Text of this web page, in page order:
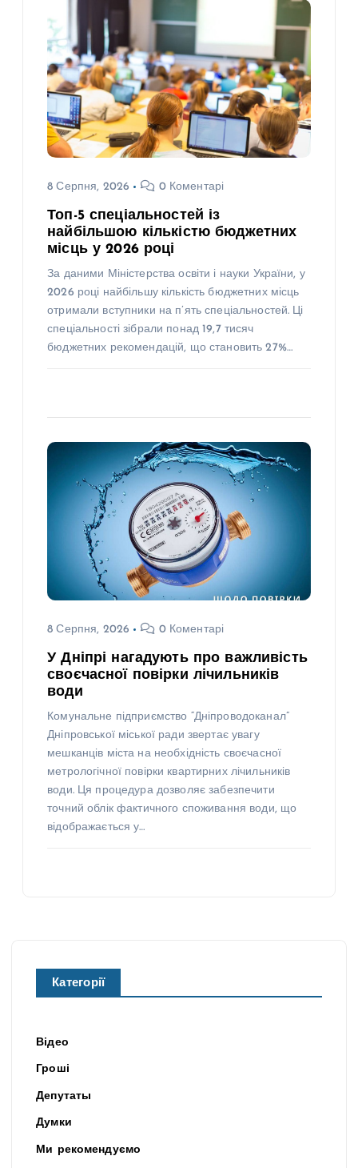
8 Серпня, 2026 0 Коментарі
Топ-5 спеціальностей із
найбільшою кількістю бюджетних
місць у 2026 році
За даними Міністерства освіти і науки України, у
2026 році найбільшу кількість бюджетних місць
отримали вступники на п’ять спеціальностей. Ці
спеціальності зібрали понад 19,7 тисяч
бюджетних рекомендацій, що становить 27%…
8 Серпня, 2026 0 Коментарі
У Дніпрі нагадують про важливість
своєчасної повірки лічильників
води
Комунальне підприємство “Дніпроводоканал”
Дніпровської міської ради звертає увагу
мешканців міста на необхідність своєчасної
метрологічної повірки квартирних лічильників
води. Ця процедура дозволяє забезпечити
точний облік фактичного споживання води, що
відображається у…
Категорії
Відео
Гроші
Депутаты
Думки
Ми рекомендуємо